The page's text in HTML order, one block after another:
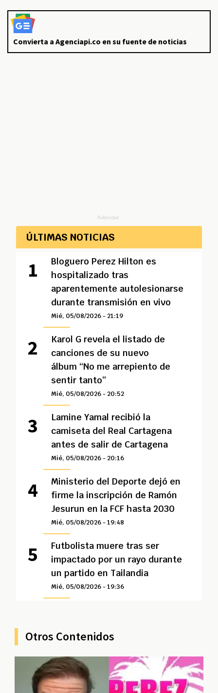
Convierta a Agenciapi.co en su fuente de noticias
Publicidad
ÚLTIMAS NOTICIAS
Bloguero Perez Hilton es
hospitalizado tras
aparentemente autolesionarse
durante transmisión en vivo
Mié, 05/08/2026 - 21:19
Karol G revela el listado de
canciones de su nuevo
álbum “No me arrepiento de
sentir tanto”
Mié, 05/08/2026 - 20:52
Lamine Yamal recibió la
camiseta del Real Cartagena
antes de salir de Cartagena
Mié, 05/08/2026 - 20:16
Ministerio del Deporte dejó en
firme la inscripción de Ramón
Jesurun en la FCF hasta 2030
Mié, 05/08/2026 - 19:48
Futbolista muere tras ser
impactado por un rayo durante
un partido en Tailandia
Mié, 05/08/2026 - 19:36
Otros Contenidos